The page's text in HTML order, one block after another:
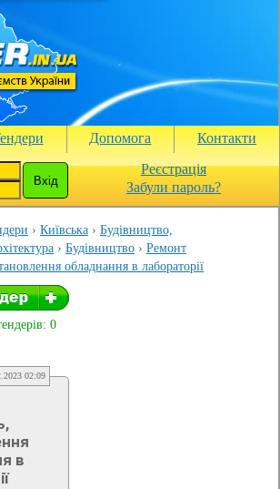
Допомога
Контакти
Реєстрація
Забули пароль?
Київська
Будівництво,
Будівництво
Ремонт
обладнання в лабораторії
0
02:09
в